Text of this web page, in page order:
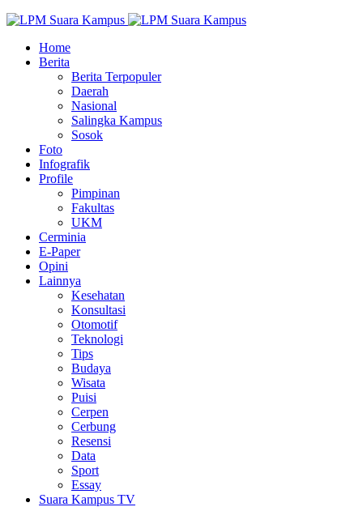
Home
Berita
Berita Terpopuler
Daerah
Nasional
Salingka Kampus
Sosok
Foto
Infografik
Profile
Pimpinan
Fakultas
UKM
Cerminia
E-Paper
Opini
Lainnya
Kesehatan
Konsultasi
Otomotif
Teknologi
Tips
Budaya
Wisata
Puisi
Cerpen
Cerbung
Resensi
Data
Sport
Essay
Suara Kampus TV